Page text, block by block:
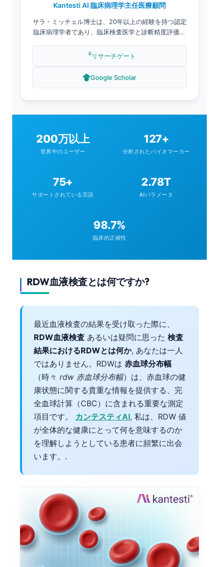
Kantesti AI 臨床病理学主任医療顧問
サラ・ミッチェル博士は、20年以上の経験を持つ認定
臨床病理学者であり、臨床検査医学と診断精度評価を
て、彼女は医療コンテンツのレビューを監督し、すべ
最高水準を満たしていることを確認しています。.
リサーチゲート
Google Scholar
200万以上
世界中のユーザー
127+
分析されたバイオマーカー
75+
サポートされている言語
2.78T
AIパラメータ
98.7%
臨床的正確性
RDW血液検査とは何ですか?
最近血液検査の結果を受け取った際に、
RDW血液検査 あるいは疑問に思った 検査
結果におけるRDWとは何か, あなたは一人
ではありません。RDWは 赤血球分布幅
（時々 rdw 赤血球分布幅）は、赤血球の健
康状態に関する貴重な情報を提供する、完
全血球計算（CBC）に含まれる重要な測定
項目です。 カンテスティAI, 私は、RDW 値
が全体的な健康にとって何を意味するのか
を理解しようとしている患者に頻繁に出会
います。.